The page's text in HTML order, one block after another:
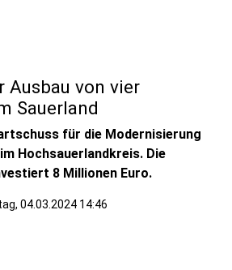
Ausbau von vier
Sauerland
für die Modernisierung
Hochsauerlandkreis. Die
8 Millionen Euro.
04.03.2024 14:46